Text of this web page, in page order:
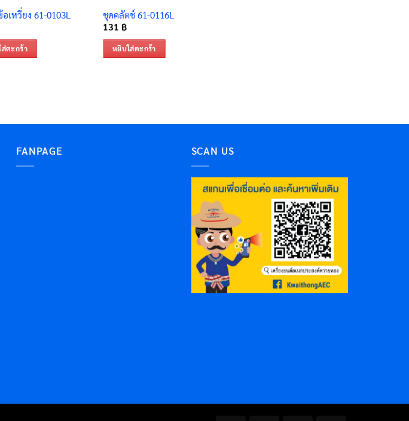
เหวี่ยง 61-0103L
ตะกร้า
ชุดคลัตช์ 61-0116L
131 ฿
หยิบใส่ตะกร้า
FANPAGE SCAN US